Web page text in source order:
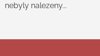
nebyly nalezeny...